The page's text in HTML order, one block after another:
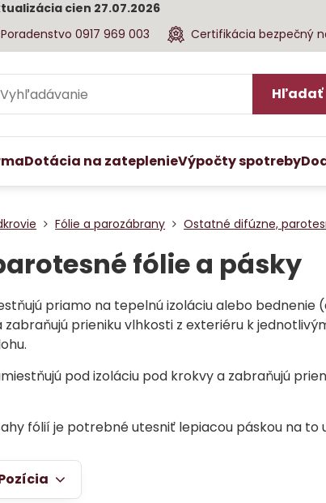
cien 27.07.2026
Poradenstvo 0917 969 003 Certifikácia bezpečný
Hľadať
Dotácia na zateplenieVýpočty spotreby
Fólie a parozábrany Ostatné difúzne,
fólie a pásky
priamo na tepelnú izoláciu alebo bednenie
zabraňujú prieniku vlhkosti z exteriéru k
pod izoláciu pod krokvy a zabraňujú
fólií je potrebné utesniť lepiacou páskou na to